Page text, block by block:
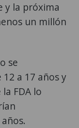
y la próxima
un millón
se
a 17 años y
FDA lo